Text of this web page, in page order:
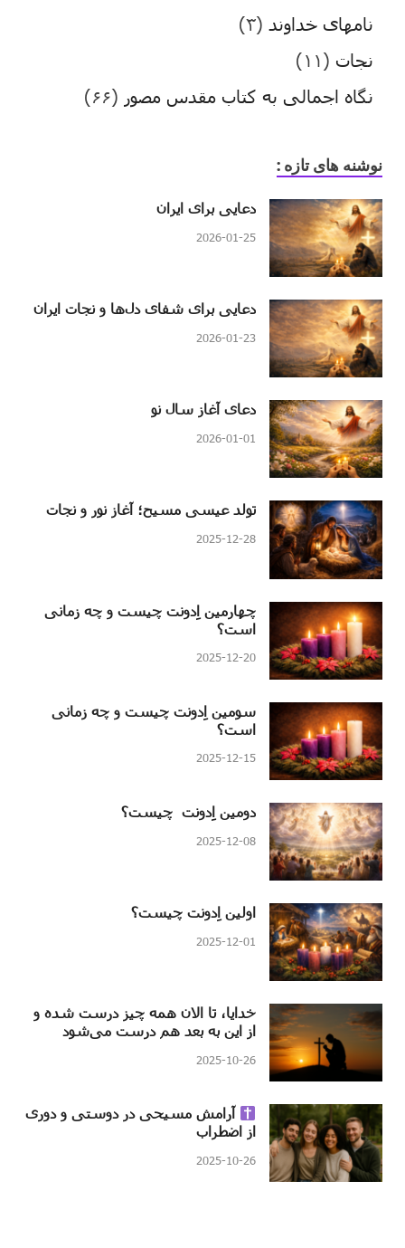
نامهای خداوند (۳)
نجات (۱۱)
نگاه اجمالی به کتاب مقدس مصور (۶۶)
نوشنه های تازه :
دعایی برای ایران
2026-01-25
دعایی برای شفای دل‌ها و نجات ایران
2026-01-23
دعای آغاز سال نو
2026-01-01
تولد عیسی مسیح؛ آغاز نور و نجات
2025-12-28
چهارمین اِدونت چیست و چه زمانی
است؟
2025-12-20
سومین اِدونت چیست و چه زمانی
است؟
2025-12-15
دومین اِدونت چیست؟
2025-12-08
اولین اِدونت چیست؟
2025-12-01
خدایا، تا الان همه چیز درست شده و
از این به بعد هم درست می‌شود
2025-10-26
آرامش مسیحی در دوستی و دوری
از اضطراب
2025-10-26